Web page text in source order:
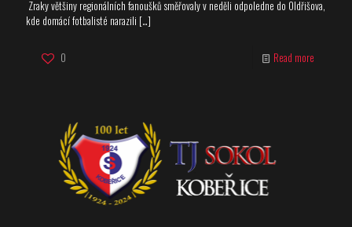
Zraky většiny regionálních fanoušků směřovaly v neděli odpoledne do Oldřišova,
kde domácí fotbalisté narazili […]
0 Read more